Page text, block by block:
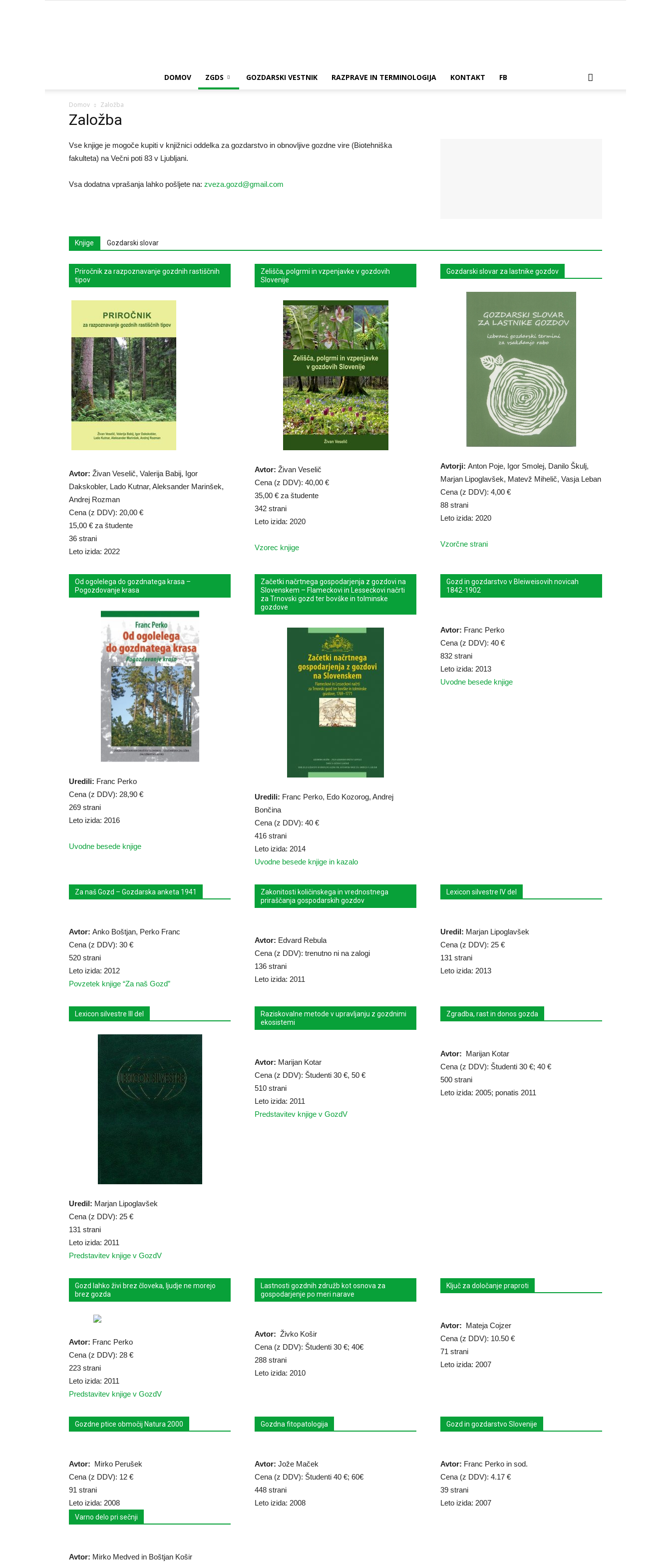
DOMOV ZGDS GOZDARSKI VESTNIK RAZPRAVE IN TERMINOLOGIJA KONTAKT FB
Domov Založba
Založba
Vse knjige je mogoče kupiti v knjižnici oddelka za gozdarstvo in obnovljive gozdne vire (Biotehniška
fakulteta) na Večni poti 83 v Ljubljani.
Vsa dodatna vprašanja lahko pošljete na: zveza.gozd@gmail.com
Knjige Gozdarski slovar
Priročnik za razpoznavanje gozdnih rastiščnih
tipov
Avtor: Živan Veselič, Valerija Babij, Igor
Dakskobler, Lado Kutnar, Aleksander Marinšek,
Andrej Rozman
Cena (z DDV): 20,00 €
15,00 € za študente
36 strani
Leto izida: 2022
Zelišča, polgrmi in vzpenjavke v gozdovih
Slovenije
Avtor: Živan Veselič
Cena (z DDV): 40,00 €
35,00 € za študente
342 strani
Leto izida: 2020
Vzorec knjige
Gozdarski slovar za lastnike gozdov
Avtorji: Anton Poje, Igor Smolej, Danilo Škulj,
Marjan Lipoglavšek, Matevž Mihelič, Vasja Leban
Cena (z DDV): 4,00 €
88 strani
Leto izida: 2020
Vzorčne strani
Od ogolelega do gozdnatega krasa –
Pogozdovanje krasa
Uredili: Franc Perko
Cena (z DDV): 28,90 €
269 strani
Leto izida: 2016
Uvodne besede knjige
Začetki načrtnega gospodarjenja z gozdovi na
Slovenskem – Flameckovi in Lesseckovi načrti
za Trnovski gozd ter bovške in tolminske
gozdove
Uredili: Franc Perko, Edo Kozorog, Andrej
Bončina
Cena (z DDV): 40 €
416 strani
Leto izida: 2014
Uvodne besede knjige in kazalo
Gozd in gozdarstvo v Bleiweisovih novicah
1842-1902
Avtor: Franc Perko
Cena (z DDV): 40 €
832 strani
Leto izida: 2013
Uvodne besede knjige
Za naš Gozd – Gozdarska anketa 1941
Avtor: Anko Boštjan, Perko Franc
Cena (z DDV): 30 €
520 strani
Leto izida: 2012
Povzetek knjige “Za naš Gozd”
Zakonitosti količinskega in vrednostnega
priraščanja gospodarskih gozdov
Avtor: Edvard Rebula
Cena (z DDV): trenutno ni na zalogi
136 strani
Leto izida: 2011
Lexicon silvestre IV del
Uredil: Marjan Lipoglavšek
Cena (z DDV): 25 €
131 strani
Leto izida: 2013
Lexicon silvestre III del
Uredil: Marjan Lipoglavšek
Cena (z DDV): 25 €
131 strani
Leto izida: 2011
Predstavitev knjige v GozdV
Raziskovalne metode v upravljanju z gozdnimi
ekosistemi
Avtor: Marijan Kotar
Cena (z DDV): Študenti 30 €, 50 €
510 strani
Leto izida: 2011
Predstavitev knjige v GozdV
Zgradba, rast in donos gozda
Avtor: Marijan Kotar
Cena (z DDV): Študenti 30 €; 40 €
500 strani
Leto izida: 2005; ponatis 2011
Gozd lahko živi brez človeka, ljudje ne morejo
brez gozda
Avtor: Franc Perko
Cena (z DDV): 28 €
223 strani
Leto izida: 2011
Predstavitev knjige v GozdV
Lastnosti gozdnih združb kot osnova za
gospodarjenje po meri narave
Avtor: Živko Košir
Cena (z DDV): Študenti 30 €; 40€
288 strani
Leto izida: 2010
Ključ za določanje praproti
Avtor: Mateja Cojzer
Cena (z DDV): 10.50 €
71 strani
Leto izida: 2007
Gozdne ptice območij Natura 2000
Avtor: Mirko Perušek
Cena (z DDV): 12 €
91 strani
Leto izida: 2008
Gozdna fitopatologija
Avtor: Jože Maček
Cena (z DDV): Študenti 40 €; 60€
448 strani
Leto izida: 2008
Gozd in gozdarstvo Slovenije
Avtor: Franc Perko in sod.
Cena (z DDV): 4.17 €
39 strani
Leto izida: 2007
Varno delo pri sečnji
Avtor: Mirko Medved in Boštjan Košir